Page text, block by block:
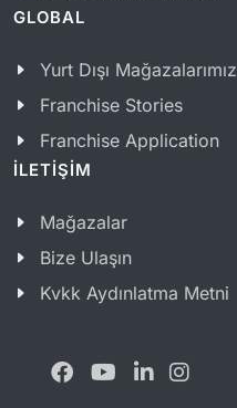
GLOBAL
Yurt Dışı Mağazalarımız
Franchise Stories
Franchise Application
İLETİŞİM
Mağazalar
Bize Ulaşın
Kvkk Aydınlatma Metni